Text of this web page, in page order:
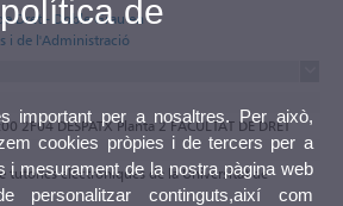
Dret - Doble Grau en
i de l'Administració
2F04 DESPATX Planta 2 FACULTAT DE DRET
tutories electròniques de la Universitat de
de
important per a nosaltres. Per això,
cookies pròpies i de tercers per a
i mesurament de la nostra pàgina web
personalitzar continguts,així com